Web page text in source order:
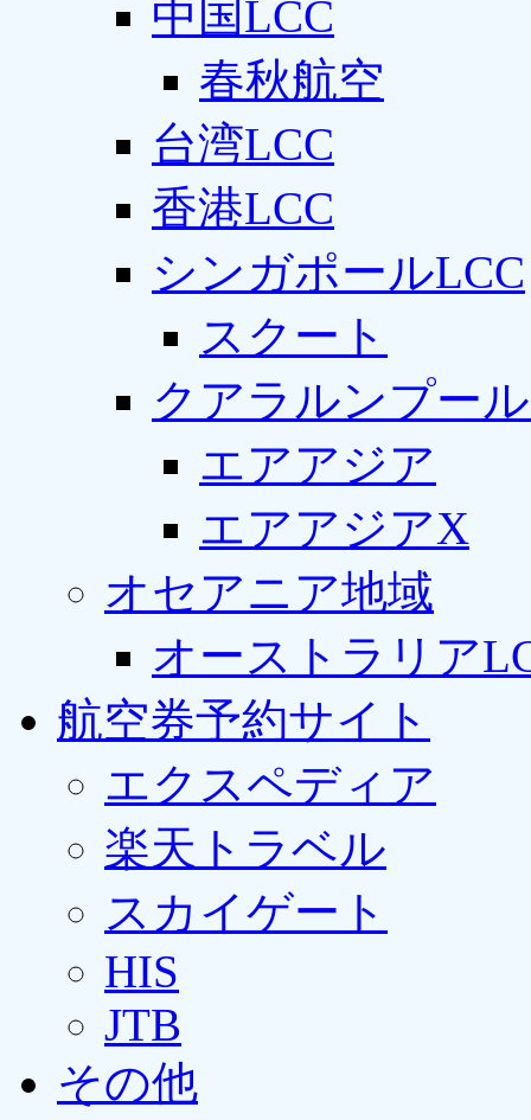
中国LCC
春秋航空
台湾LCC
香港LCC
シンガポールLCC
スクート
クアラルンプー
エアアジア
エアアジアX
オセアニア地域
オーストラリア
航空券予約サイト
エクスペディア
楽天トラベル
スカイゲート
HIS
JTB
その他